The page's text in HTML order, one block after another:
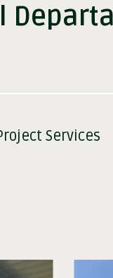
Services